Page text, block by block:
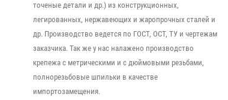
точеные детали и др.) из конструкционных,
легированных, нержавеющих и жаропрочных сталей и
др. Производство ведется по ГОСТ, ОСТ, ТУ и чертежам
заказчика. Так же у нас налажено производство
крепежа с метрическими и с дюймовыми резьбами,
полнорезьбовые шпильки в качестве
импортозамещения.